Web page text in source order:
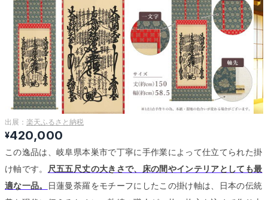
出展： 楽天ふるさと納税
¥420,000
この逸品は、岐阜県本巣市で丁寧に手作業によって仕立てられた掛
け軸です。
尺五五尺丈の大きさで、床の間やインテリアとしても最
適な一品。
日蓮曼荼羅をモチーフにしたこの掛け軸は、日本の伝統